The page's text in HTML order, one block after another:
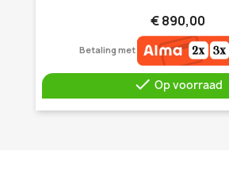
€ 890,00
Betaling met
 Op voorraad